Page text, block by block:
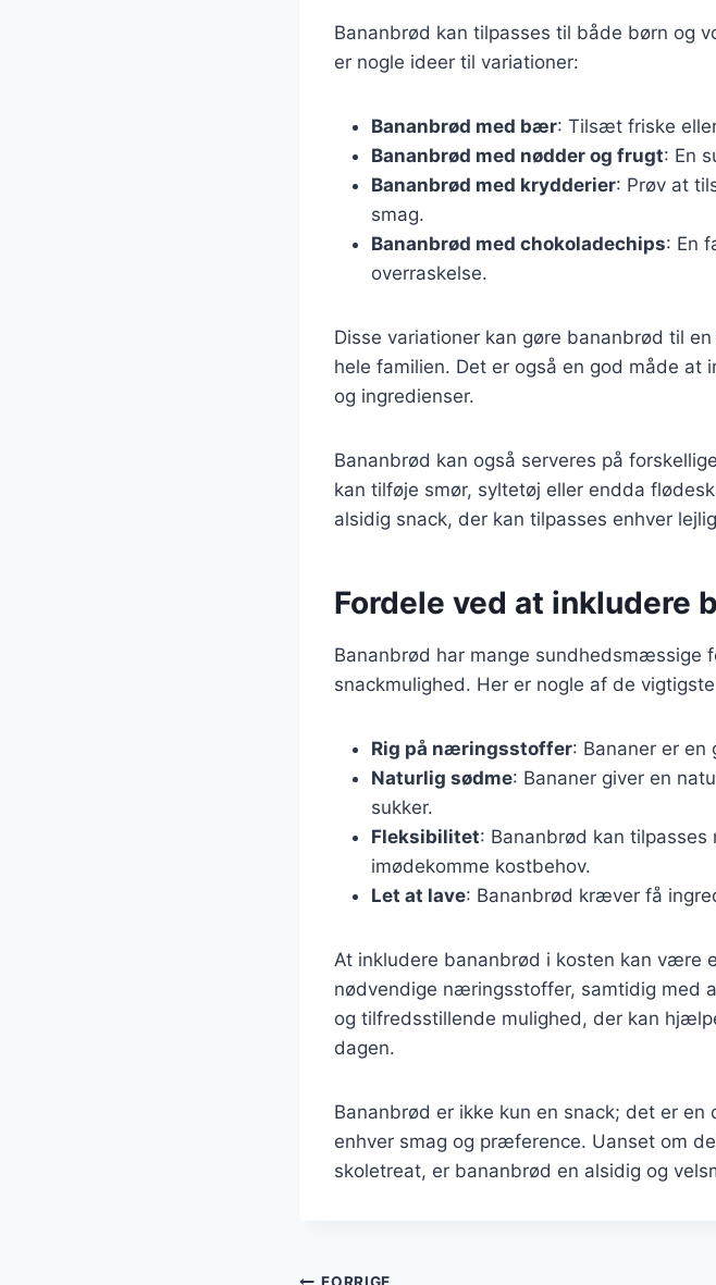
Bananbrød kan tilpasses til både børn og
er nogle ideer til variationer:
Bananbrød med bær: Tilsæt friske
Bananbrød med nødder og frugt: En
Bananbrød med krydderier: Prøv at
smag.
Bananbrød med chokoladechips: En
overraskelse.
Disse variationer kan gøre bananbrød til
hele familien. Det er også en god måde at
og ingredienser.
Bananbrød kan også serveres på
kan tilføje smør, syltetøj eller endda
alsidig snack, der kan tilpasses enhver
Fordele ved at inkludere
Bananbrød har mange sundhedsmæssige
snackmulighed. Her er nogle af de
Rig på næringsstoffer: Bananer er en
Naturlig sødme: Bananer giver en
sukker.
Fleksibilitet: Bananbrød kan
imødekomme kostbehov.
Let at lave: Bananbrød kræver få
At inkludere bananbrød i kosten kan være
nødvendige næringsstoffer, samtidig med
og tilfredsstillende mulighed, der kan
dagen.
Bananbrød er ikke kun en snack; det er
enhver smag og præference. Uanset om
skoletreat, er bananbrød en alsidig og